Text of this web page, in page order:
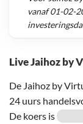
Live Jaihoz by
De Jaihoz by
24 uurs
De koers is
vanaf01-02-